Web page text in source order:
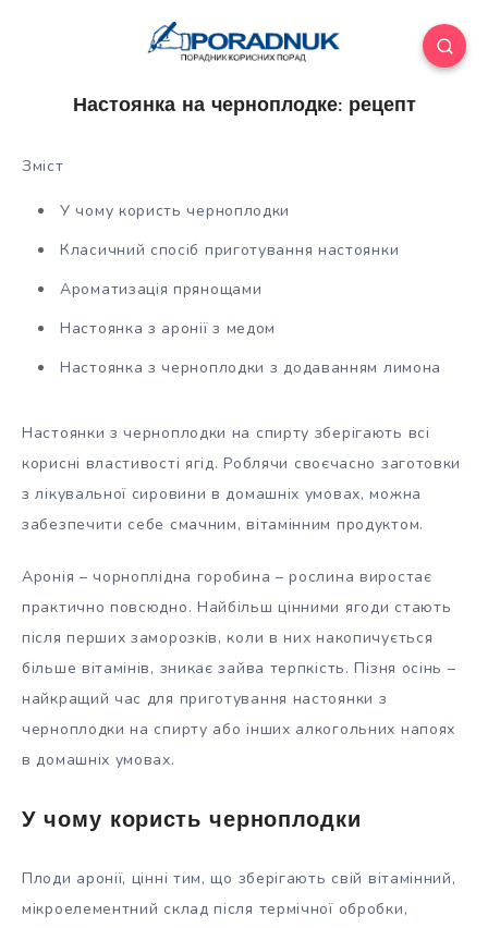
Настоянка на черноплодке: рецепт
Зміст
У чому користь черноплодки
Класичний спосіб приготування настоянки
Ароматизація прянощами
Настоянка з аронії з медом
Настоянка з черноплодки з додаванням лимона
Настоянки з черноплодки на спирту зберігають всі
корисні властивості ягід. Роблячи своєчасно заготовки
з лікувальної сировини в домашніх умовах, можна
забезпечити себе смачним, вітамінним продуктом.
Аронія – чорноплідна горобина – рослина виростає
практично повсюдно. Найбільш цінними ягоди стають
після перших заморозків, коли в них накопичується
більше вітамінів, зникає зайва терпкість. Пізня осінь –
найкращий час для приготування настоянки з
черноплодки на спирту або інших алкогольних напоях
в домашніх умовах.
У чому користь черноплодки
Плоди аронії, цінні тим, що зберігають свій вітамінний,
мікроелементний склад після термічної обробки,